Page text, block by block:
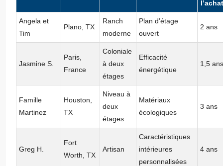
l’achat
Angela et
Tim
Plano, TX
Ranch
moderne
Plan d’étage
ouvert
2 ans
Jasmine S.
Paris,
France
Coloniale
à deux
étages
Efficacité
énergétique
1,5 ans
Famille
Martinez
Houston,
TX
Niveau à
deux
étages
Matériaux
écologiques
3 ans
Greg H.
Fort
Worth, TX
Artisan
Caractéristiques
intérieures
personnalisées
4 ans